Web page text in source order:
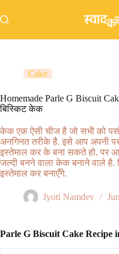
to
content
Cake
Homemade Parle G Biscuit
बिस्किट केक
केक एक ऐसी चीज है जो सभी को
अनगिनत तरीके है. इसे आप अपनी
इस्तेमाल कर के बना सकते हो.
जल्दी बनने वाला केक बनाने वाले है.
इस्तेमाल कर बनाएँगे.
Jyoti Namdev
Parle G Biscuit Cake Recipe